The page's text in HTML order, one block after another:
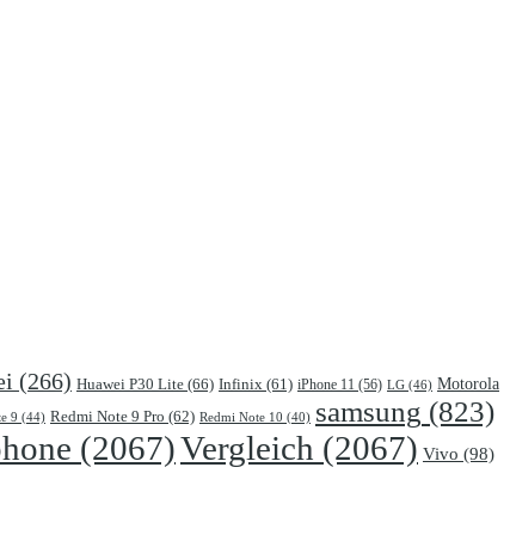
(266) Huawei P30 Lite(66) Infinix(61) iPhone 11(56) LG (46) Motorola
9 (44) Redmi Note 9 Pro(62) Redmi Note 10 (40) samsung (823)
(2067)Vergleich (2067) Vivo (98)